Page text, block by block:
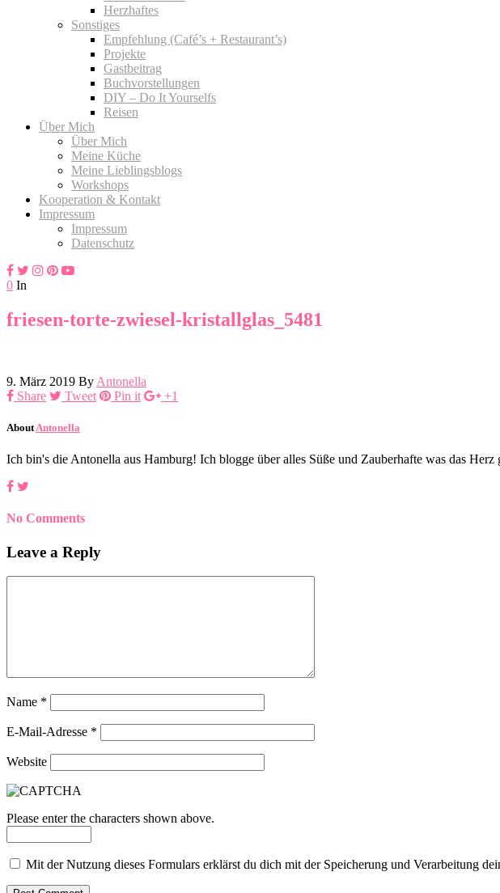
Herzhaftes
Sonstiges
Empfehlung (Café’s + Restaurant’s)
Projekte
Gastbeitrag
Buchvorstellungen
DIY – Do It Yourselfs
Reisen
Über Mich
Über Mich
Meine Küche
Meine Lieblingsblogs
Workshops
Kooperation & Kontakt
Impressum
Impressum
Datenschutz
0 In
friesen-torte-zwiesel-kristallglas_5481
9. März 2019 By Antonella
Share
Tweet Pin it +1
About Antonella
Ich bin's die Antonella aus Hamburg! Ich blogge über alles Süße und Zauberhafte was das
No Comments
Leave a Reply
Name *
E-Mail-Adresse *
Website
Please enter the characters shown above.
Mit der Nutzung dieses Formulars erklärst du dich mit der Speicherung und Verarbeitung